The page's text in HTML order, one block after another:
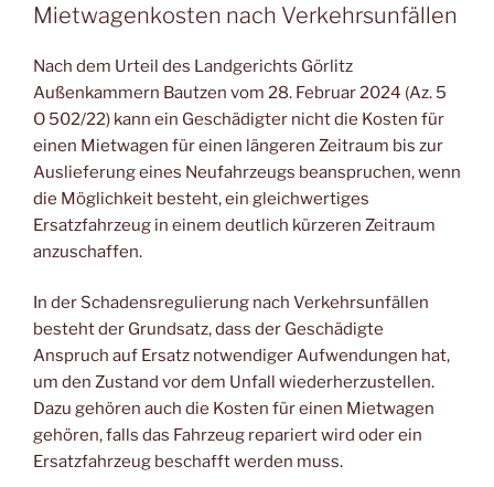
Mietwagenkosten nach Verkehrsunfällen
Nach dem Urteil des Landgerichts Görlitz
Außenkammern Bautzen vom 28. Februar 2024 (Az. 5
O 502/22) kann ein Geschädigter nicht die Kosten für
einen Mietwagen für einen längeren Zeitraum bis zur
Auslieferung eines Neufahrzeugs beanspruchen, wenn
die Möglichkeit besteht, ein gleichwertiges
Ersatzfahrzeug in einem deutlich kürzeren Zeitraum
anzuschaffen.
In der Schadensregulierung nach Verkehrsunfällen
besteht der Grundsatz, dass der Geschädigte
Anspruch auf Ersatz notwendiger Aufwendungen hat,
um den Zustand vor dem Unfall wiederherzustellen.
Dazu gehören auch die Kosten für einen Mietwagen
gehören, falls das Fahrzeug repariert wird oder ein
Ersatzfahrzeug beschafft werden muss.